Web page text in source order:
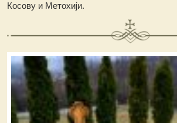
Косову и Метохији.